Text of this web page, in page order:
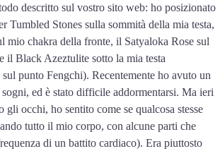
descritto sul vostro sito web: ho posizionato
Tumbled Stones sulla sommità della mia testa,
mio chakra della fronte, il Satyaloka Rose sul
il Black Azeztulite sotto la mia testa
punto Fengchi). Recentemente ho avuto un
ed è stato difficile addormentarsi. Ma ieri
gli occhi, ho sentito come se qualcosa stesse
tutto il mio corpo, con alcune parti che
di un battito cardiaco). Era piuttosto